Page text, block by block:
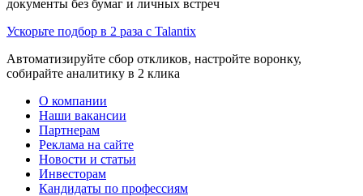
документы без бумаг и личных встреч
Ускорьте подбор в 2 раза с Talantix
Автоматизируйте сбор откликов, настройте воронку,
собирайте аналитику в 2 клика
О компании
Наши вакансии
Партнерам
Реклама на сайте
Новости и статьи
Инвесторам
Кандидаты по профессиям